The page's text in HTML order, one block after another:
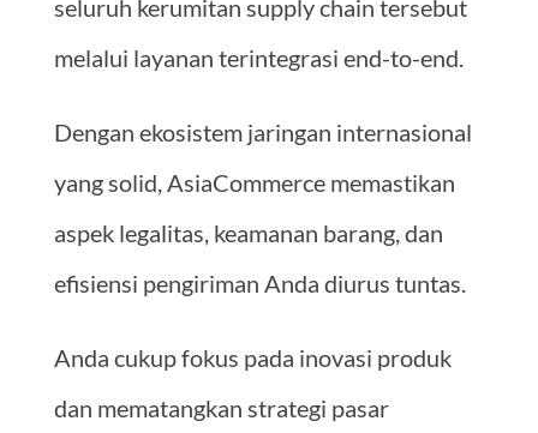
seluruh kerumitan supply chain tersebut
melalui layanan terintegrasi end-to-end.
Dengan ekosistem jaringan internasional
yang solid, AsiaCommerce memastikan
aspek legalitas, keamanan barang, dan
efisiensi pengiriman Anda diurus tuntas.
Anda cukup fokus pada inovasi produk
dan mematangkan strategi pasar